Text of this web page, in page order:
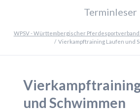
Terminleser
WPSV - Württembergischer Pferdesportverband
Vierkampftraining Laufen und
und Schwimmen